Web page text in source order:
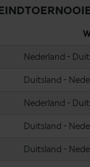
Nederland -
Duitsland -
Nederland -
Duitsland -
Duitsland -